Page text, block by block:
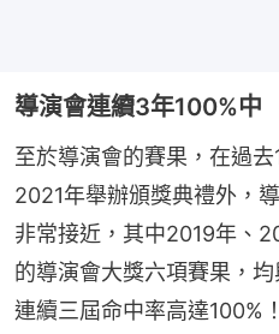
導演會連續3年100%中
至於導演會的賽果，在過
2021年舉辦頒獎典禮外，
非常接近，其中2019年、
的導演會大獎六項賽果，
連續三屆命中率高達100%